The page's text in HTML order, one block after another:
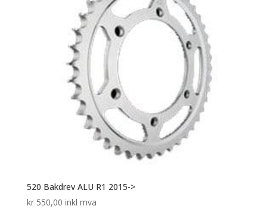
520 Bakdrev ALU R1 2015->
kr550,00 inkl mva